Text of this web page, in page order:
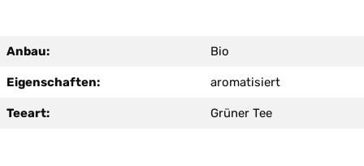
Anbau: Bio
Eigenschaften: aromatisiert
Teeart: Grüner Tee